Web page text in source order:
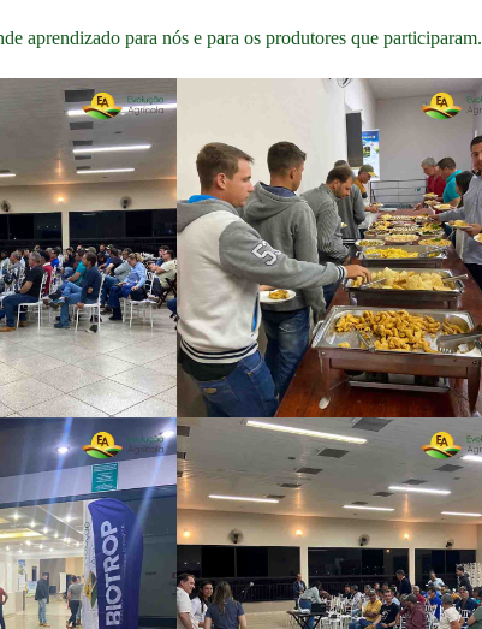
aprendizado para nós e para os produtores que participaram.